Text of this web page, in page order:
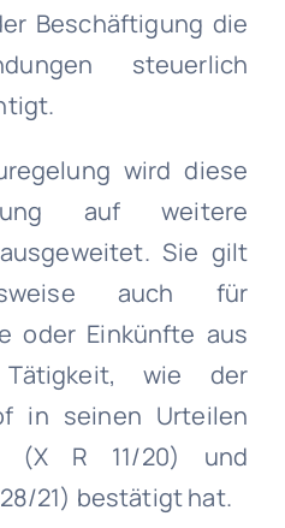
Beschäftigung die
steuerlich
wird diese
auf weitere
Sie gilt
auch für
oder Einkünfte aus
Tätigkeit, wie der
in seinen Urteilen
(X R 11/20) und
21) bestätigt hat.